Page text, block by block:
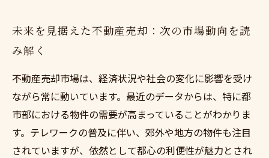
未来を見据えた不動産売却：次の市場動向を読
み解く
不動産売却市場は、経済状況や社会の変化に影響を受け
ながら常に動いています。最近のデータからは、特に都
市部における物件の需要が高まっていることがわかりま
す。テレワークの普及に伴い、郊外や地方の物件も注目
されていますが、依然として都心の利便性が魅力とされ